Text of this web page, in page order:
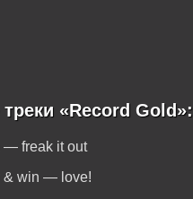
«Record Gold»:
— freak it out
& win — love!